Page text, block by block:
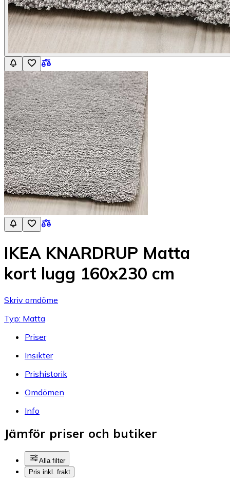
IKEA KNARDRUP Matta
kort lugg 160x230 cm
Skriv omdöme
Typ: Matta
Priser
Insikter
Prishistorik
Omdömen
Info
Jämför priser och butiker
Alla filter
Pris inkl. frakt